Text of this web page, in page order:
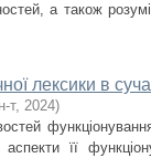
а також
лексики в
т, 2024)
її